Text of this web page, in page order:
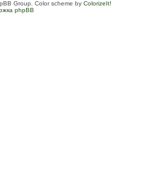
Group. Color scheme by ColorizeIt!
phpBB